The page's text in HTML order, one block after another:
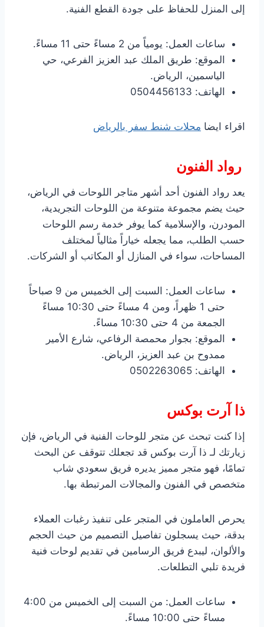
إلى المنزل للحفاظ على جودة القطع الفنية.
ساعات العمل: يومياً من 2 مساءً حتى 11 مساءً.
الموقع: طريق الملك عبد العزيز الفرعي، حي
الياسمين، الرياض.
الهاتف: 0504456133
اقراء ايضا محلات شنط سفر بالرياض
رواد الفنون
يعد رواد الفنون أحد أشهر متاجر اللوحات في الرياض،
حيث يضم مجموعة متنوعة من اللوحات التجريدية،
المودرن، والإسلامية كما يوفر خدمة رسم اللوحات
حسب الطلب، مما يجعله خياراً مثالياً لمختلف
المساحات، سواء في المنازل أو المكاتب أو الشركات.
ساعات العمل: السبت إلى الخميس من 9 صباحاً
حتى 1 ظهراً، ومن 4 مساءً حتى 10:30 مساءً
الجمعة من 4 حتى 10:30 مساءً.
الموقع: بجوار محمصة الرفاعي، شارع الأمير
ممدوح بن عبد العزيز، الرياض.
الهاتف: 0502263065
ذا آرت بوكس
إذا كنت تبحث عن متجر للوحات الفنية في الرياض، فإن
زيارتك لـ ذا آرت بوكس قد تجعلك تتوقف عن البحث
تمامًا، فهو متجر مميز يديره فريق سعودي شاب
متخصص في الفنون والمجالات المرتبطة بها.
يحرص العاملون في المتجر على تنفيذ رغبات العملاء
بدقة، حيث يسجلون تفاصيل التصميم من حيث الحجم
والألوان، ليبدع فريق الرسامين في تقديم لوحات فنية
فريدة تلبي التطلعات.
ساعات العمل: من السبت إلى الخميس من 4:00
مساءً حتى 10:00 مساءً.